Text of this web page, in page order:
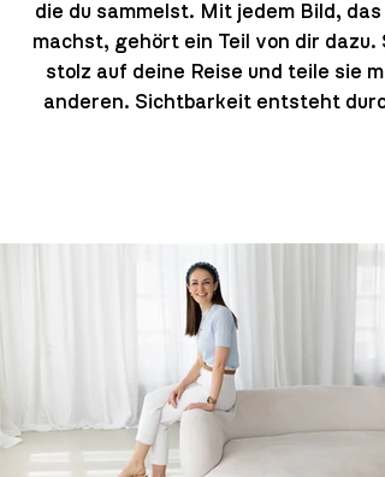
die du sammelst. Mit jedem Bild, das
machst, gehört ein Teil von dir dazu.
stolz auf deine Reise und teile sie
anderen. Sichtbarkeit entsteht